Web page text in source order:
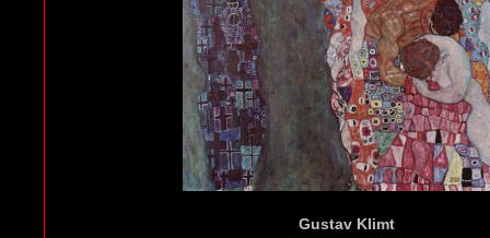
Gustav Klimt